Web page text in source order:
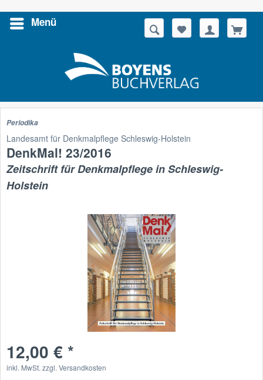
Menü
Suchen
Periodika
Landesamt für Denkmalpflege Schleswig-Holstein
DenkMal! 23/2016
Zeitschrift für Denkmalpflege in Schleswig-
Holstein
12,00 € *
inkl. MwSt. zzgl. Versandkosten